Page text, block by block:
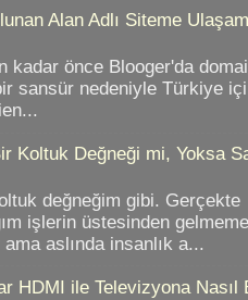
Alan Adlı Siteme
kadar önce Blooger'da
sansür nedeniyle Türkiye
Koltuk Değneği mi, Yoksa
değneğim gibi. Gerçekte
işlerin üstesinden
aslında insanlık a...
HDMI ile Televizyona Nasıl